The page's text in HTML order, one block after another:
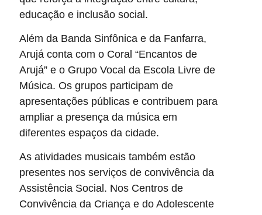
educação e inclusão social.
Além da Banda Sinfônica e da Fanfarra,
Arujá conta com o Coral “Encantos de
Arujá” e o Grupo Vocal da Escola Livre de
Música. Os grupos participam de
apresentações públicas e contribuem para
ampliar a presença da música em
diferentes espaços da cidade.
As atividades musicais também estão
presentes nos serviços de convivência da
Assistência Social. Nos Centros de
Convivência da Criança e do Adolescente